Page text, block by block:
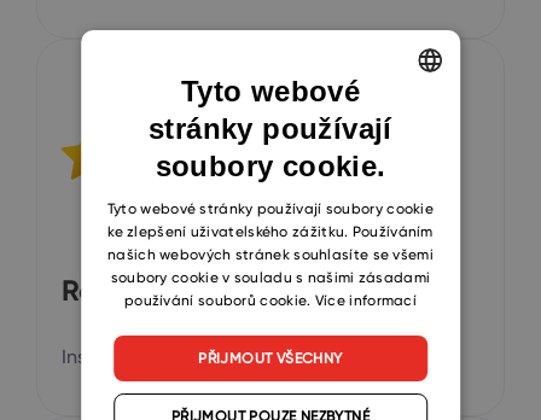
Reference
Inspirujte se zkušenostmi našich klientů.
ENGLISH
CZECH
SLOVAK
Tyto webové
stránky používají
soubory cookie.
Tyto webové stránky používají soubory cookie
ke zlepšení uživatelského zážitku. Používáním
našich webových stránek souhlasíte se všemi
soubory cookie v souladu s našimi zásadami
používání souborů cookie. Více informací
PŘIJMOUT VŠECHNY
PŘIJMOUT POUZE NEZBYTNÉ